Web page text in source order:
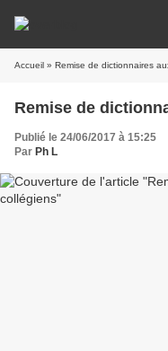
Accueil » Remise de dictionnaires
Remise de
Publié le 24/06/2017 à 15:25
Par Ph L